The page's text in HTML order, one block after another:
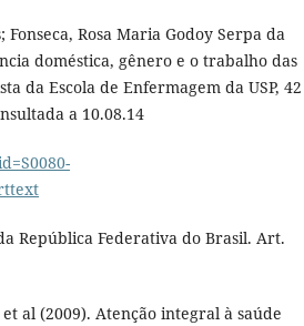
Rosa Maria Godoy Serpa da
doméstica, gênero e o trabalho das
da Escola de Enfermagem da USP, 42
a 10.08.14
República Federativa do Brasil. Art.
al (2009). Atenção integral à saúde